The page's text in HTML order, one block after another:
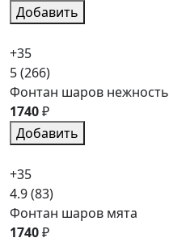
Добавить
+35
5(266)
Фонтан шаров нежность
1740₽
Добавить
+35
4.9(83)
Фонтан шаров мята
1740₽